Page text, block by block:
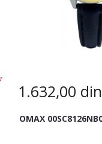
1.632,00
OMAX